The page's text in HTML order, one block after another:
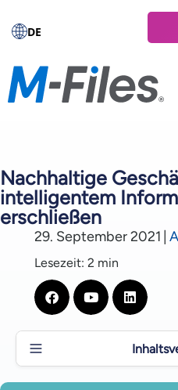
DE
Nachhaltige
intelligentem
erschließen
29. September 2021
Lesezeit: 2 min
Die wachsende